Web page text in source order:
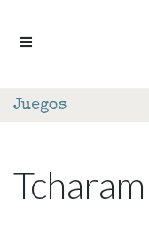
Juegos
Tcharam